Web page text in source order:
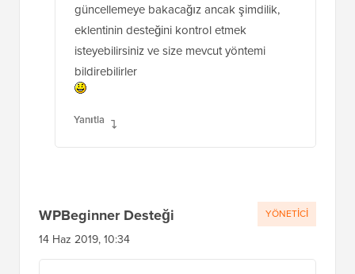
güncellemeye bakacağız ancak şimdilik,
eklentinin desteğini kontrol etmek
isteyebilirsiniz ve size mevcut yöntemi
bildirebilirler
Yanıtla
WPBeginner Desteği
14 Haz 2019, 10:34
YÖNETICI